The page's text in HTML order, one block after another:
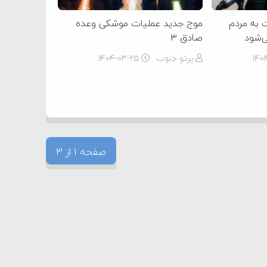
به مردم
۲۵
موج جدید عملیات موشکی وعده
صادق ۳
پرتو جنوب ۱۴۰۴-۰۳-۲۵
صفحه 1 از 3